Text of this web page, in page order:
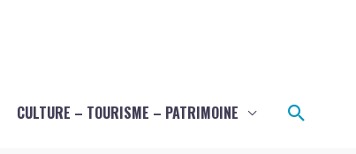
CULTURE – TOURISME – PATRIMOINE